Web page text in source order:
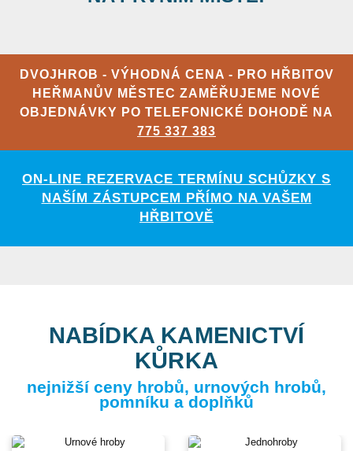
DVOJHROB - VÝHODNÁ CENA - PRO HŘBITOV
HEŘMANŮV MĚSTEC ZAMĚŘUJEME NOVÉ
OBJEDNÁVKY PO TELEFONICKÉ DOHODĚ NA
775 337 383
ON-LINE REZERVACE TERMÍNU SCHŮZKY S
NAŠÍM ZÁSTUPCEM PŘÍMO NA VAŠEM
HŘBITOVĚ
NABÍDKA KAMENICTVÍ
KŮRKA
nejnižší ceny hrobů, urnových hrobů,
pomníku a doplňků